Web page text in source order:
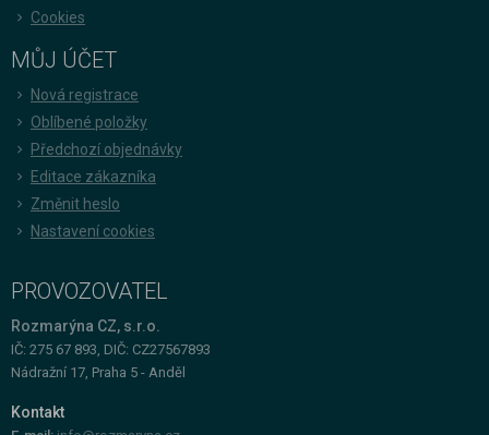
Cookies
MŮJ ÚČET
Nová registrace
Oblíbené položky
Předchozí objednávky
Editace zákazníka
Změnit heslo
Nastavení cookies
PROVOZOVATEL
Rozmarýna CZ, s.r.o.
IČ: 275 67 893, DIČ: CZ27567893
Nádražní 17, Praha 5 - Anděl
Kontakt